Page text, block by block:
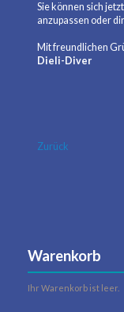
Sie können sich
anzupassen oder
Mit freundlichen
Dieli-Diver
Zurück
Warenkorb
Ihr Warenkorb ist leer.